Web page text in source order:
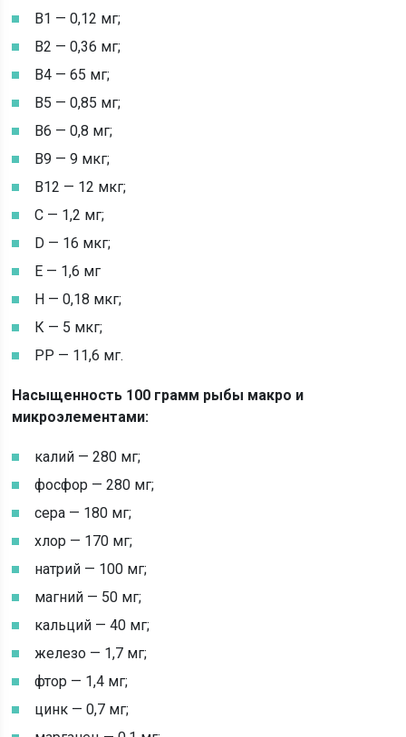
В1 — 0,12 мг;
В2 — 0,36 мг;
В4 — 65 мг;
В5 — 0,85 мг;
В6 — 0,8 мг;
В9 — 9 мкг;
В12 — 12 мкг;
C — 1,2 мг;
D — 16 мкг;
Е — 1,6 мг
Н — 0,18 мкг;
К — 5 мкг;
РР — 11,6 мг.
Насыщенность 100 грамм рыбы макро и
микроэлементами:
калий — 280 мг;
фосфор — 280 мг;
сера — 180 мг;
хлор — 170 мг;
натрий — 100 мг;
магний — 50 мг;
кальций — 40 мг;
железо — 1,7 мг;
фтор — 1,4 мг;
цинк — 0,7 мг;